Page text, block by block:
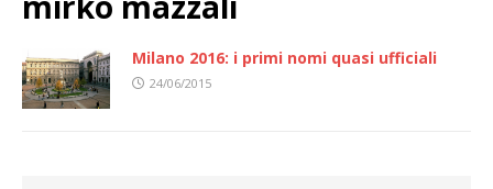
Milano 2016: i primi nomi quasi ufficiali
24/06/2015